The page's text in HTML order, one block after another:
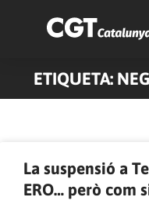
ETIQUETA:
La suspensió a
ERO… però com